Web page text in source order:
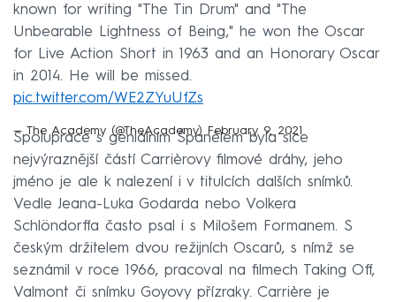
known for writing "The Tin Drum" and "The
Unbearable Lightness of Being," he won the Oscar
for Live Action Short in 1963 and an Honorary Oscar
in 2014. He will be missed.
pic.twitter.com/WE2ZYuUfZs
— The Academy (@TheAcademy) February 9, 2021
Spolupráce s geniálním Španělem byla sice
nejvýraznější částí Carrièrovy filmové dráhy, jeho
jméno je ale k nalezení i v titulcích dalších snímků.
Vedle Jeana-Luka Godarda nebo Volkera
Schlöndorffa často psal i s Milošem Formanem. S
českým držitelem dvou režijních Oscarů, s nímž se
seznámil v roce 1966, pracoval na filmech Taking Off,
Valmont či snímku Goyovy přízraky. Carrière je